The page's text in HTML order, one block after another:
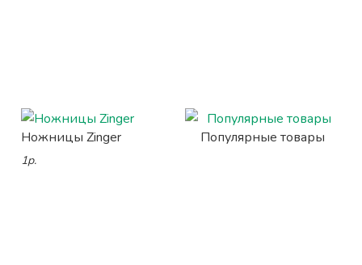
Ножницы Zinger
1р.
Популярные товары